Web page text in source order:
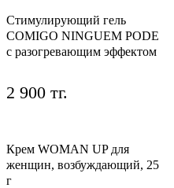
Стимулирующий гель
COMIGO NINGUEM PODE
с разогревающим эффектом
2 900 тг.
Крем WOMAN UP для
женщин, возбуждающий, 25
г